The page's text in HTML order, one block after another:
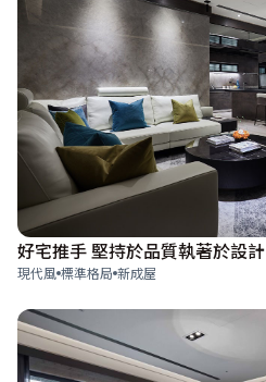
好宅推手 堅持於品質執著於設計
現代風 標準格局 新成屋